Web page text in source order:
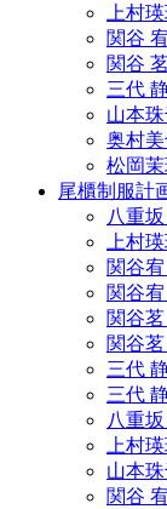
上村
関谷
関谷
三代
山本
奥村
松岡
尾櫃制服計
八重
上村
関谷
関谷
関谷
関谷
三代
三代
八重
上村
山本
関谷